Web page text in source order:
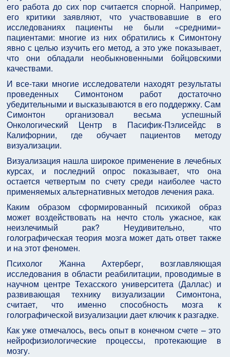
его работа до сих пор считается спорной. Например,
его критики заявляют, что участвовавшие в его
исследованиях пациенты не были «средними»
пациентами: многие из них обратились к Симонтону
явно с целью изучить его метод, а это уже показывает,
что они обладали необыкновенными бойцовскими
качествами.
И все-таки многие исследователи находят результаты
проведенных Симонтоном работ достаточно
убедительными и высказываются в его поддержку. Сам
Симонтон организовал весьма успешный
Онкологический Центр в Пасифик-Пэлисейдс в
Калифорнии, где обучает пациентов методу
визуализации.
Визуализация нашла широкое применение в лечебных
курсах, и последний опрос показывает, что она
остается четвертым по счету среди наиболее часто
применяемых альтернативных методов лечения рака.
Каким образом сформированный психикой образ
может воздействовать на нечто столь ужасное, как
неизлечимый рак? Неудивительно, что
голографическая теория мозга может дать ответ также
и на этот феномен.
Психолог Жанна Ахтерберг, возглавляющая
исследования в области реабилитации, проводимые в
научном центре Техасского университета (Даллас) и
развивающая технику визуализации Симонтона,
считает, что именно способность мозга к
голографической визуализации дает ключик к разгадке.
Как уже отмечалось, весь опыт в конечном счете – это
нейрофизиологические процессы, протекающие в
мозгу.